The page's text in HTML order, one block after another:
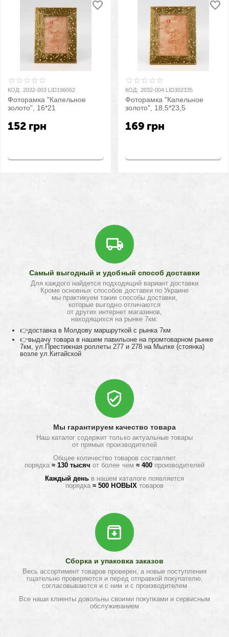
КОД: 2032-003 LID196062
Фоторамка "Капельное
золото", 16*21
152 грн
КОД: 2032-004 LID302335
Фоторамка "Капельное
золото", 18,5*23,5
169 грн
Самый выгодный и удобный способ доставки
Для каждого найдется подходящий вариант доставки
Кроме основных способов доставки по Украине
мы практикуем такие способы доставки,
которые выгодно отличаются
от других интернет магазинов,
находящихся на рынке 7км:
👉доставка в Молдову маршруткой с рынка 7км
👉выдачу товара в нашем павильоне на промтоварном рынке
7км, ул.Престижная роллеты 277 и 278 на Мылке (стоянка)
возле ул.Китайской
Мы гарантируем качество товара
Наш каталог содержит только актуальные товары
от прямых производителей
Общее количество товаров составляет
порядка≈ 130 тысяч от более чем ≈ 400 производителей
Каждый деньв нашем каталоге появляется
порядка≈ 500 НОВЫХ товаров
Сборка и упаковка заказов
Весь ассортимент товаров проверен, а новые поступления
тщательно проверяются и перед отправкой покупателю,
согласовываются и с ним и с производителем
Все наши клиенты довольны своими покупками и сервисным
обслуживанием